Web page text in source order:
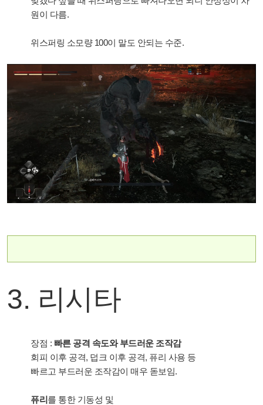
원이 다름.
위스퍼링 소모량 100이 말도 안되는 수준.
3. 리시타
장점 : 빠른 공격 속도와 부드러운 조작감
회피 이후 공격, 덥크 이후 공격, 퓨리 사용 등
빠르고 부드러운 조작감이 매우 돋보임.
퓨리를 통한 기동성 및